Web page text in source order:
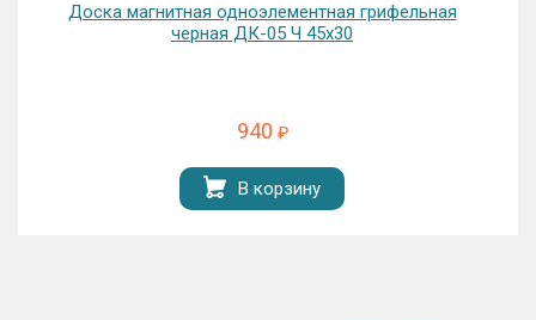
Доска текстильная ДИ-10 Т 100х75